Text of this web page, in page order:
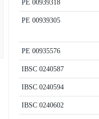
PE 00939318
PE 00939305
PE 00935576
IBSC 0240587
IBSC 0240594
IBSC 0240602